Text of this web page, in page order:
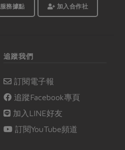
服務據點 加入合作社
追蹤我們
訂閱電子報
追蹤Facebook專頁
加入LINE好友
訂閱YouTube頻道